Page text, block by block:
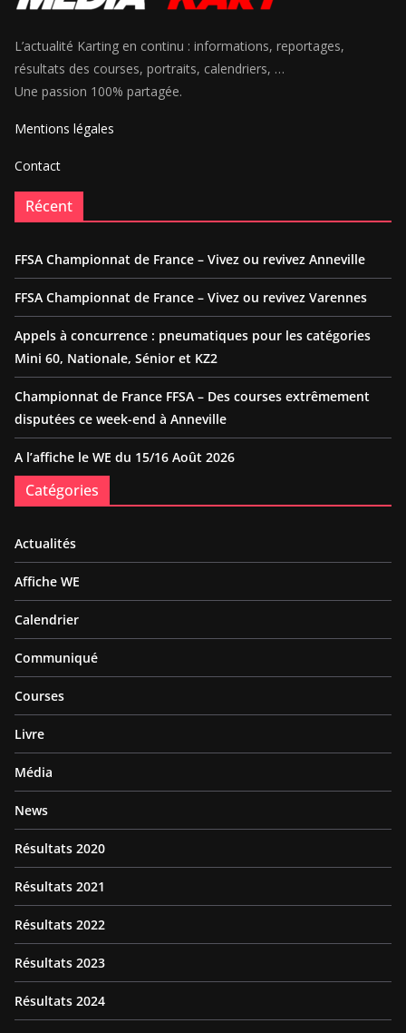
L’actualité Karting en continu : informations, reportages,
résultats des courses, portraits, calendriers, …
Une passion 100% partagée.
Mentions légales
Contact
Récent
FFSA Championnat de France – Vivez ou revivez Anneville
FFSA Championnat de France – Vivez ou revivez Varennes
Appels à concurrence : pneumatiques pour les catégories
Mini 60, Nationale, Sénior et KZ2
Championnat de France FFSA – Des courses extrêmement
disputées ce week-end à Anneville
A l’affiche le WE du 15/16 Août 2026
Catégories
Actualités
Affiche WE
Calendrier
Communiqué
Courses
Livre
Média
News
Résultats 2020
Résultats 2021
Résultats 2022
Résultats 2023
Résultats 2024